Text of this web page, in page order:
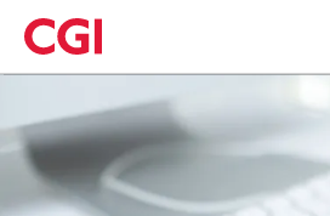
Skip
to
main